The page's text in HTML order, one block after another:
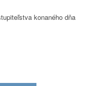
konaného dňa